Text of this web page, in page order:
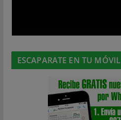
ESCAPARATE EN TU MÓVIL